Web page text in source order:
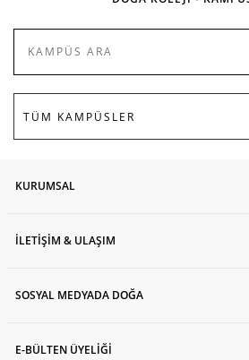
KURUMSAL
İLETİŞİM & ULAŞIM
SOSYAL MEDYADA DOĞA
E-BÜLTEN ÜYELİĞİ